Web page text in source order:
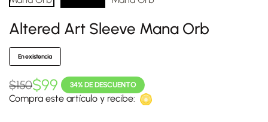
Altered Art Sleeve Mana Orb
En existencia
$150$99 34% DE DESCUENTO
Compra este artículo y recibe: